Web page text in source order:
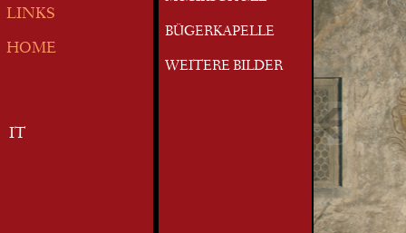
LINKS
HOME
IT
BÜGERKAPELLE
WEITERE BILDER